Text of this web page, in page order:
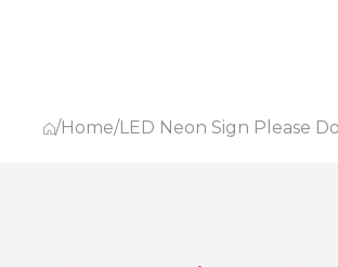
/Home/LED Neon Sign Please